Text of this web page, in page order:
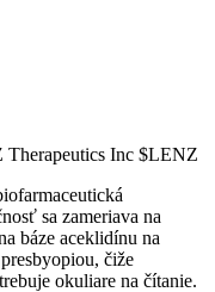
Inc $LENZ
sa zameriava na
báze aceklidínu na
čiže
okuliare na čítanie.